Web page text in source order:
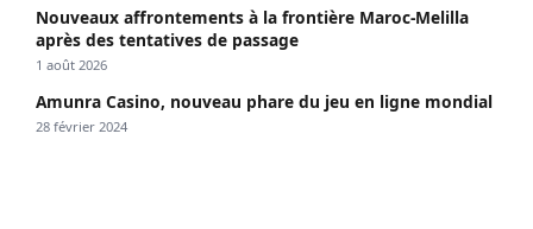
Nouveaux affrontements à la frontière Maroc-Melilla
après des tentatives de passage
1 août 2026
Amunra Casino, nouveau phare du jeu en ligne mondial
28 février 2024